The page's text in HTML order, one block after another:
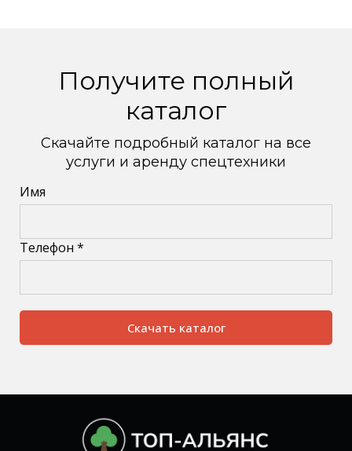
Получите полный
каталог
Скачайте подробный каталог на все
услуги и аренду спецтехники
Имя
Телефон *
Скачать каталог